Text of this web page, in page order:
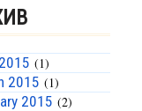
(1)
2015 (1)
2015 (2)